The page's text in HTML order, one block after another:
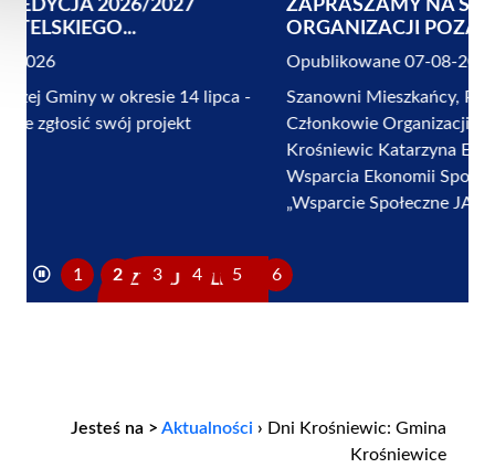
ZAPRASZAMY NA SZKOLENIE DLA
ORGANIZACJI POZARZĄDOWYCH I...
Opublikowane 07-08-2026
Szanowni Mieszkańcy, Przewodniczący i
Członkowie Organizacji Pozarządowych, Burmistrz
Krośniewic Katarzyna Erdman wraz z Ośrodkiem
Wsparcia Ekonomii Społecznej, Stowarzyszeniem
„Wsparcie Społeczne JA-TY-MY”,...
1 2 3 4 5 6
Jesteś na > Aktualności › Dni Krośniewic: Gmina
Krośniewice